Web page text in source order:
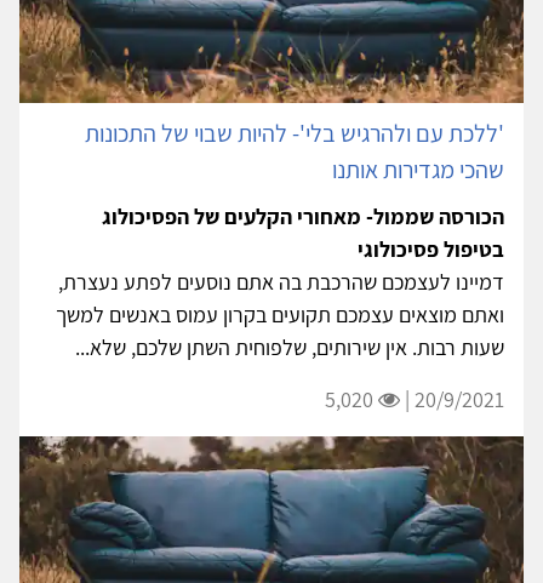
'ללכת עם ולהרגיש בלי'- להיות שבוי של התכונות
שהכי מגדירות אותנו
הכורסה שממול- מאחורי הקלעים של הפסיכולוג
בטיפול פסיכולוגי
דמיינו לעצמכם שהרכבת בה אתם נוסעים לפתע נעצרת,
ואתם מוצאים עצמכם תקועים בקרון עמוס באנשים למשך
שעות רבות. אין שירותים, שלפוחית השתן שלכם, שלא...
20/9/2021 |